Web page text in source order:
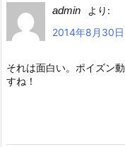
admin
より:
2014年8月30
それは面白い。ポイズン
すね！